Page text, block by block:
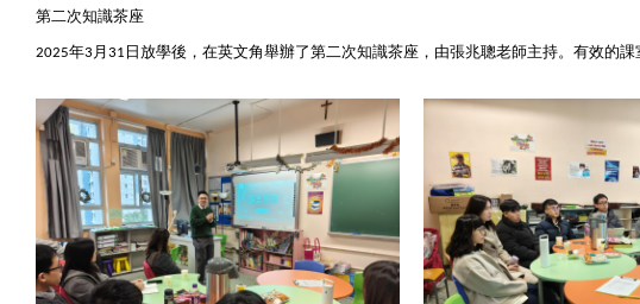
第二次知識茶座
2025年3月31日放學後，在英文角舉辦了第二次知識茶座，由張兆聰老師主持。有效的課